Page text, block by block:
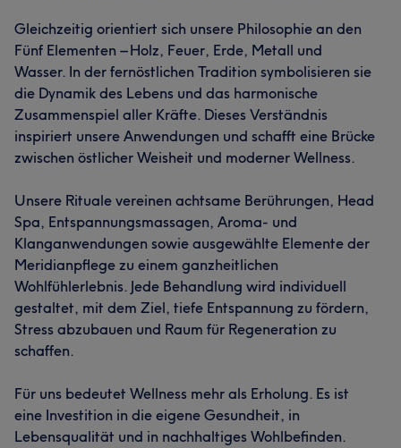
Gleichzeitig orientiert sich unsere Philosophie an den
Fünf Elementen – Holz, Feuer, Erde, Metall und
Wasser. In der fernöstlichen Tradition symbolisieren sie
die Dynamik des Lebens und das harmonische
Zusammenspiel aller Kräfte. Dieses Verständnis
inspiriert unsere Anwendungen und schafft eine Brücke
zwischen östlicher Weisheit und moderner Wellness.
Unsere Rituale vereinen achtsame Berührungen, Head
Spa, Entspannungsmassagen, Aroma- und
Klanganwendungen sowie ausgewählte Elemente der
Meridianpflege zu einem ganzheitlichen
Wohlfühlerlebnis. Jede Behandlung wird individuell
gestaltet, mit dem Ziel, tiefe Entspannung zu fördern,
Stress abzubauen und Raum für Regeneration zu
schaffen.
Für uns bedeutet Wellness mehr als Erholung. Es ist
eine Investition in die eigene Gesundheit, in
Lebensqualität und in nachhaltiges Wohlbefinden.